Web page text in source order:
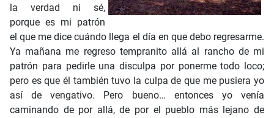
la verdad ni sé,
porque es mi patrón
el que me dice cuándo llega el día en que debo regresarme.
Ya mañana me regreso tempranito allá al rancho de mi
patrón para pedirle una disculpa por ponerme todo loco;
pero es que él también tuvo la culpa de que me pusiera yo
así de vengativo. Pero bueno… entonces yo venía
caminando de por allá, de por el pueblo más lejano de